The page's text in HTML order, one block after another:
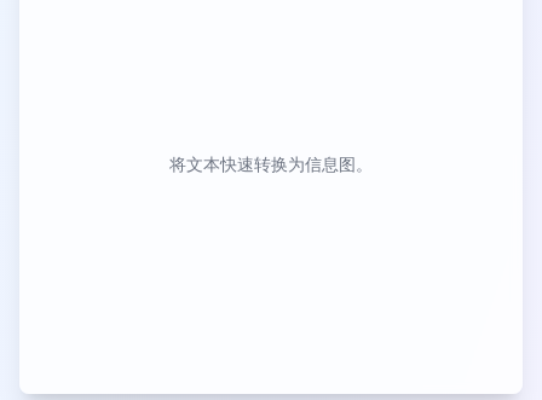
将文本快速转换为信息图。